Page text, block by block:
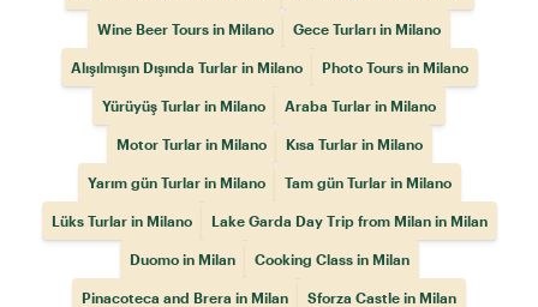
Wine Beer Tours in Milano Gece Turları in Milano
Alışılmışın Dışında Turlar in Milano Photo Tours in Milano
Yürüyüş Turlar in Milano Araba Turlar in Milano
Motor Turlar in Milano Kısa Turlar in Milano
Yarım gün Turlar in Milano Tam gün Turlar in Milano
Lüks Turlar in Milano Lake Garda Day Trip from Milan in Milan
Duomo in Milan Cooking Class in Milan
Pinacoteca and Brera in Milan Sforza Castle in Milan